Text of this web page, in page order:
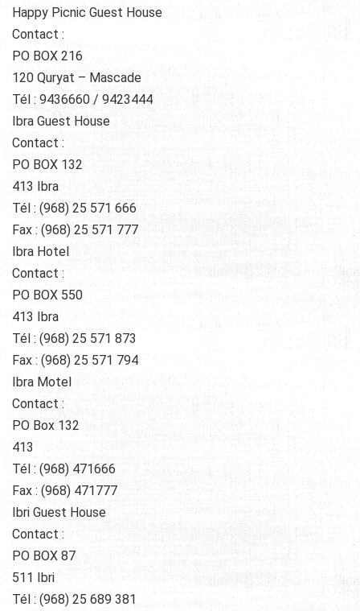
Happy Picnic Guest House
Contact :
PO BOX 216
120 Quryat – Mascade
Tél : 9436660 / 9423444
Ibra Guest House
Contact :
PO BOX 132
413 Ibra
Tél : (968) 25 571 666
Fax : (968) 25 571 777
Ibra Hotel
Contact :
PO BOX 550
413 Ibra
Tél : (968) 25 571 873
Fax : (968) 25 571 794
Ibra Motel
Contact :
PO Box 132
413
Tél : (968) 471666
Fax : (968) 471777
Ibri Guest House
Contact :
PO BOX 87
511 Ibri
Tél : (968) 25 689 381